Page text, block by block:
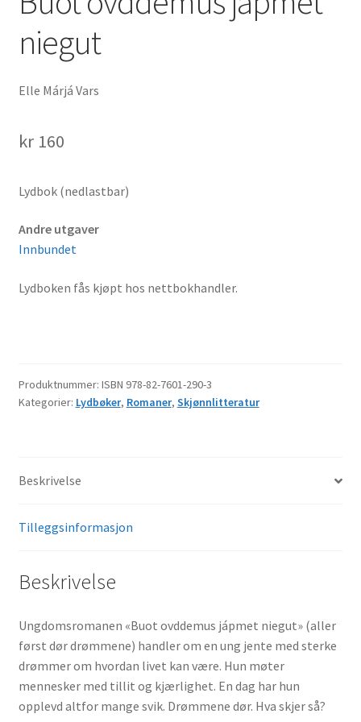
niegut
Elle Márjá Vars
kr160
Lydbok (nedlastbar)
Andre utgaver
Innbundet
Lydboken fås kjøpt hos nettbokhandler.
Produktnummer: ISBN 978-82-7601-290-3
Kategorier: Lydbøker, Romaner, Skjønnlitteratur
Beskrivelse
Tilleggsinformasjon
Beskrivelse
Ungdomsromanen «Buot ovddemus jápmet niegut» (aller
først dør drømmene) handler om en ung jente med sterke
drømmer om hvordan livet kan være. Hun møter
mennesker med tillit og kjærlighet. En dag har hun
opplevd altfor mange svik. Drømmene dør. Hva skjer så?